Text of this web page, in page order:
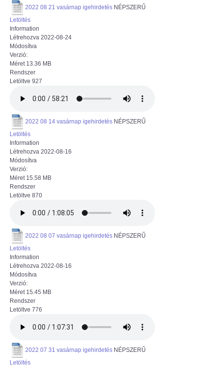
2022 08 21 vasárnap igehirdetés NÉPSZERŰ
Letöltés
Information
Létrehozva 2022-08-24
Módosítva
Verzió:
Méret 13.36 MB
Rendszer
Letöltve 927
2022 08 14 vasárnap igehirdetés NÉPSZERŰ
Letöltés
Information
Létrehozva 2022-08-16
Módosítva
Verzió:
Méret 15.58 MB
Rendszer
Letöltve 870
2022 08 07 vasárnap igehirdetés NÉPSZERŰ
Letöltés
Information
Létrehozva 2022-08-16
Módosítva
Verzió:
Méret 15.45 MB
Rendszer
Letöltve 776
2022 07 31 vasárnap igehirdetés NÉPSZERŰ
Letöltés